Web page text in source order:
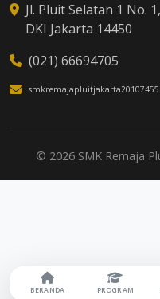
Jl. Pluit Selatan 1 No.
DKI Jakarta 14450
(021) 66694705
© 2026 SMK Remaja
BERANDA PROGRAM